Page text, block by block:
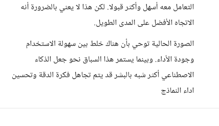
التعامل معه أسهل وأكثر قبولا. لكن هذا لا يعني بالضرورة أنه
الاتجاه الأفضل على المدى الطويل.
الصورة الحالية توحي بأن هناك خلط بين سهولة الاستخدام
وجودة الأداء. وبينما يستمر هذا السباق نحو جعل الذكاء
الاصطناعي أكثر شبه بالبشر قد يتم تجاهل فكرة الدقة وتحسين
اداء النماذج